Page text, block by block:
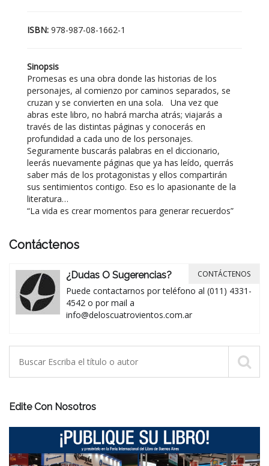
ISBN: 978-987-08-1662-1
Sinopsis
Promesas es una obra donde las historias de los
personajes, al comienzo por caminos separados, se
cruzan y se convierten en una sola. Una vez que
abras este libro, no habrá marcha atrás; viajarás a
través de las distintas páginas y conocerás en
profundidad a cada uno de los personajes.
Seguramente buscarás palabras en el diccionario,
leerás nuevamente páginas que ya has leído, querrás
saber más de los protagonistas y ellos compartirán
sus sentimientos contigo. Eso es lo apasionante de la
literatura…
“La vida es crear momentos para generar recuerdos”
Contáctenos
¿Dudas O Sugerencias?
Puede contactarnos por teléfono al (011) 4331-
4542 o por mail a
info@deloscuatrovientos.com.ar
CONTÁCTENOS
Edite Con Nosotros